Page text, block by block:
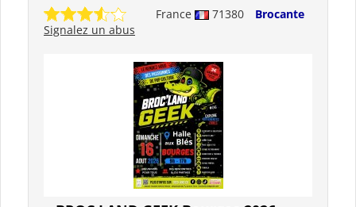
France 71380
Brocante
Signalez un abus